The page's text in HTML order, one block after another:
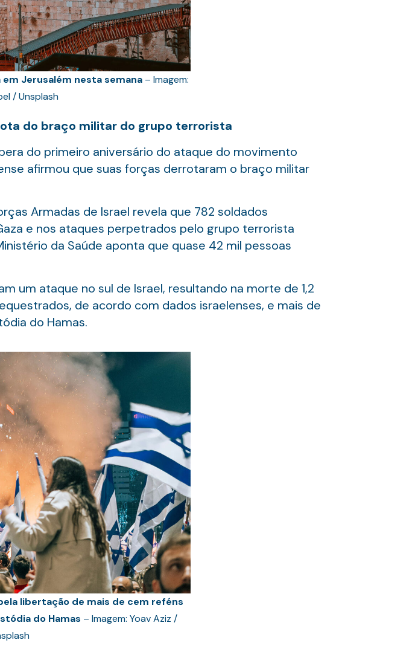
em Jerusalém nesta semana – Imagem:
/ Unsplash
do braço militar do grupo terrorista
do primeiro aniversário do ataque do movimento
afirmou que suas forças derrotaram o braço militar
Armadas de Israel revela que 782 soldados
e nos ataques perpetrados pelo grupo terrorista
da Saúde aponta que quase 42 mil pessoas
um ataque no sul de Israel, resultando na morte de 1,2
de acordo com dados israelenses, e mais de
do Hamas.
libertação de mais de cem reféns
do Hamas – Imagem: Yoav Aziz /